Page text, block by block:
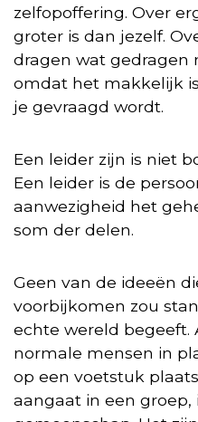
zelfopoffering. Over
groter is dan jezelf.
dragen wat gedragen
omdat het makkelijk
je gevraagd wordt.
Een leider zijn is niet
Een leider is de
aanwezigheid het
som der delen.
Geen van de ideeën
voorbijkomen zou
echte wereld begeeft.
normale mensen in
op een voetstuk
aangaat in een groep,